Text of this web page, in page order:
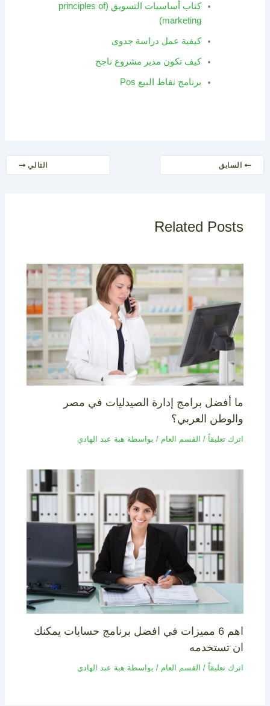
كتاب أساسيات التسويق (principles of
marketing)
كيفية عمل دراسة جدوى
كيف تكون مدير مشروع ناجح
برنامج نقاط البيع Pos
السابق التالي
Related Posts
ما أفضل برامج إدارة الصيدليات في مصر
والوطن العربي؟
اترك تعليقاً / القسم العام / بواسطة هبة عبد الهادي
اهم 6 مميزات في افضل برنامج حسابات يمكنك
ان تستخدمه
اترك تعليقاً / القسم العام / بواسطة هبة عبد الهادي